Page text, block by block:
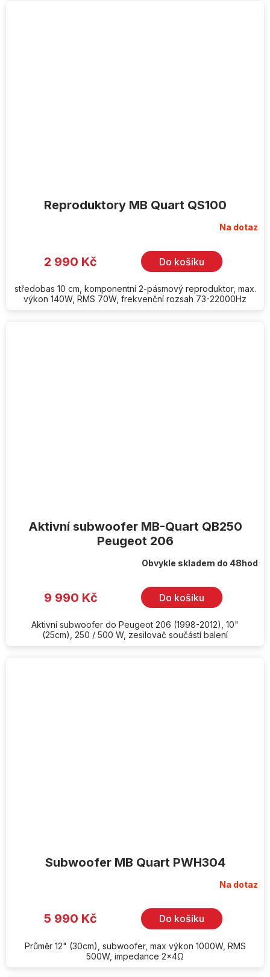
Reproduktory MB Quart QS100
Na dotaz
2 990 Kč Do košíku
středobas 10 cm, komponentní 2-pásmový reproduktor, max.
výkon 140W, RMS 70W, frekvenční rozsah 73-22000Hz
Aktivní subwoofer MB-Quart QB250
Peugeot 206
Obvykle skladem do 48hod
9 990 Kč Do košíku
Aktivní subwoofer do Peugeot 206 (1998-2012), 10"
(25cm), 250 / 500 W, zesilovač součástí balení
Subwoofer MB Quart PWH304
Na dotaz
5 990 Kč Do košíku
Průměr 12" (30cm), subwoofer, max výkon 1000W, RMS
500W, impedance 2x4Ω